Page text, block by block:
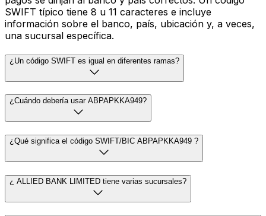
SWIFT típico tiene 8 u 11 caracteres e incluye
información sobre el banco, país, ubicación y, a veces,
una sucursal específica.
¿Un código SWIFT es igual en diferentes ramas?
¿Cuándo debería usar ABPAPKKA949?
¿Qué significa el código SWIFT/BIC ABPAPKKA949 ?
¿ ALLIED BANK LIMITED tiene varias sucursales?